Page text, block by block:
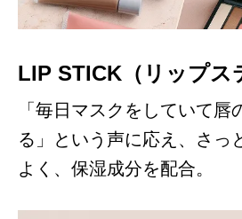
LIP STICK（リップス
「毎日マスクをしていて唇
る」という声に応え、さっ
よく、保湿成分を配合。